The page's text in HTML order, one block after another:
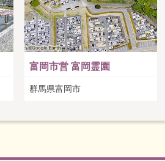
富岡市営 富岡霊園
群馬県富岡市